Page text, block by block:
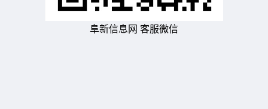
阜新信息网 客服微信